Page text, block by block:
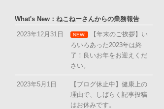
What's New：ねこねーさんからの業務報告
2023年12月31日 NEW! 【年末のご挨拶】い
ろいろあった2023年は終
了！良いお年をお迎えくだ
さい。
2023年5月1日
【ブログ休止中】健康上の
理由で、しばらく記事投稿
はお休みです。